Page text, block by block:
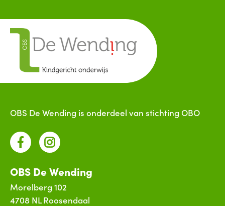
OBS De Wending is onderdeel van stichting OBO
OBS De Wending
Morelberg 102
4708 NL Roosendaal